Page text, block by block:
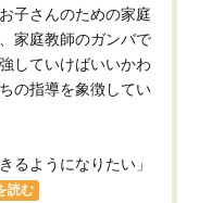
子さんのための家庭
家庭教師のガンバで
していけばいいかわ
の指導を象徴してい
るようになりたい」
読む